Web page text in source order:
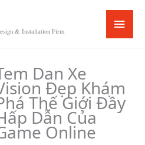
& Installation Firm
Main
Menu
Dan Xe
Đẹp Khám
Thế Giới Đầy
Dẫn Của
Online